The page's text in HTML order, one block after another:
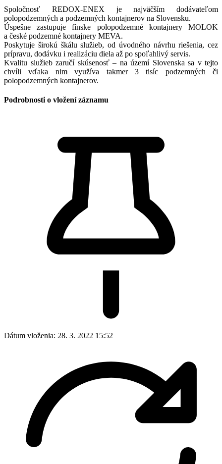
Spoločnosť REDOX-ENEX je najväčším dodávateľom
polopodzemných a podzemných kontajnerov na Slovensku.
Úspešne zastupuje fínske polopodzemné kontajnery MOLOK
a české podzemné kontajnery MEVA.
Poskytuje širokú škálu služieb, od úvodného návrhu riešenia, cez
prípravu, dodávku i realizáciu diela až po spoľahlivý servis.
Kvalitu služieb zaručí skúsenosť – na území Slovenska sa v tejto
chvíli vďaka nim využíva takmer 3 tisíc podzemných či
polopodzemných kontajnerov.
Podrobnosti o vložení záznamu
Dátum vloženia: 28. 3. 2022 15:52